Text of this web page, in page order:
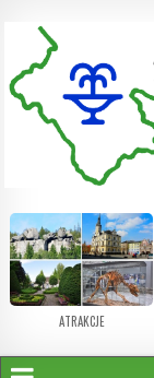
ATRAKCJE